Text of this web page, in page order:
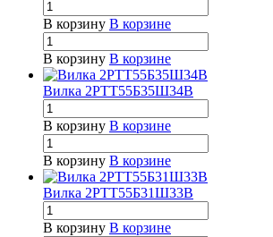
В корзину В корзине
В корзину В корзине
Вилка 2РТТ55Б35Ш34В
В корзину В корзине
В корзину В корзине
Вилка 2РТТ55Б31Ш33В
В корзину В корзине